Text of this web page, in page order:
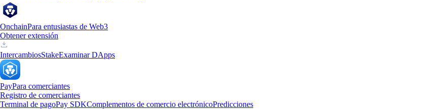
OnchainPara entusiastas de Web3
Obtener extensión
IntercambiosStakeExaminar DApps
PayPara comerciantes
Registro de comerciantes
Terminal de pagoPay SDKComplementos de comercio electrónicoPredicciones